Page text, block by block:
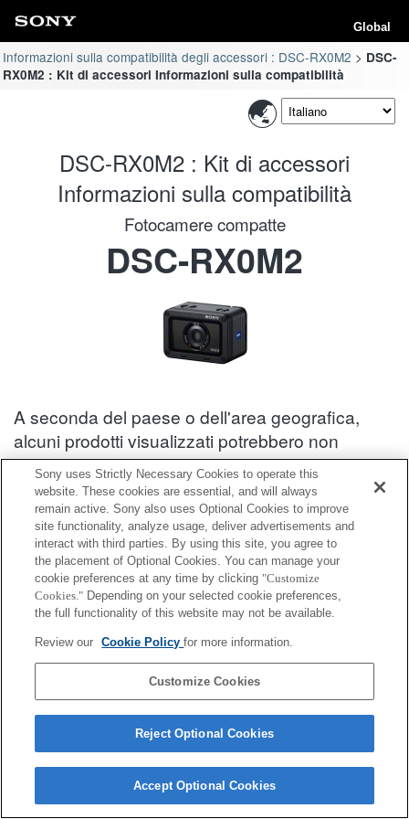
Global
Informazioni sulla compatibilità degli accessori : DSC-RX0M2
DSC-
RX0M2 : Kit di accessori Informazioni sulla compatibilità
DSC-RX0M2 : Kit di accessori
Informazioni sulla compatibilità
Fotocamere compatte
DSC-RX0M2
A seconda del paese o dell'area geografica,
alcuni prodotti visualizzati potrebbero non
essere disponibili.
Informazioni sulla compatibilità degli accessori : DSC-RX0M2
Kit di accessori
Completamente compatibile
Compatibile, ma con restrizioni
ACC-TRDCJ
Contact Us Cookie Policy
Sony uses Strictly Necessary Cookies to operate this
website. These cookies are essential, and will always
remain active. Sony also uses Optional Cookies to improve
site functionality, analyze usage, deliver advertisements and
interact with third parties. By using this site, you agree to
the placement of Optional Cookies. You can manage your
cookie preferences at any time by clicking "Customize
Cookies." Depending on your selected cookie preferences,
the full functionality of this website may not be available.
Review our Cookie Policyfor more information.
Customize Cookies
Reject Optional Cookies
Accept Optional Cookies